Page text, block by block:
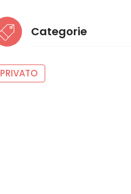
Categorie
PRIVATO